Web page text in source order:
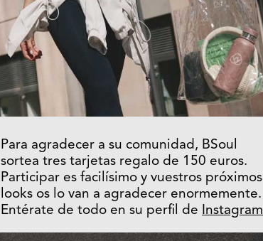
Para agradecer a su comunidad, BSoul
sortea tres tarjetas regalo de 150 euros.
Participar es facilísimo y vuestros próximos
looks os lo van a agradecer enormemente.
Entérate de todo en su perfil de Instagram